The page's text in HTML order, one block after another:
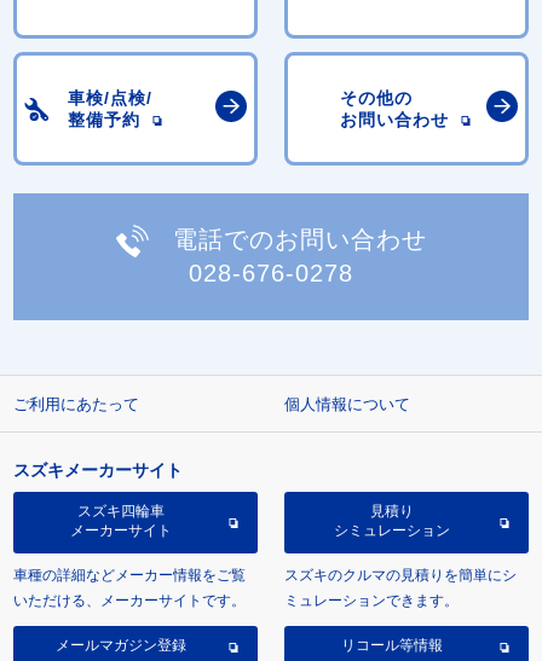
車検/点検/
整備予約
その他の
お問い合わせ
電話でのお問い合わせ
028-676-0278
ご利用にあたって 個人情報について
スズキメーカーサイト
スズキ四輪車
メーカーサイト
車種の詳細などメーカー情報をご覧
いただける、メーカーサイトです。
見積り
シミュレーション
スズキのクルマの見積りを簡単にシ
ミュレーションできます。
メールマガジン登録 リコール等情報